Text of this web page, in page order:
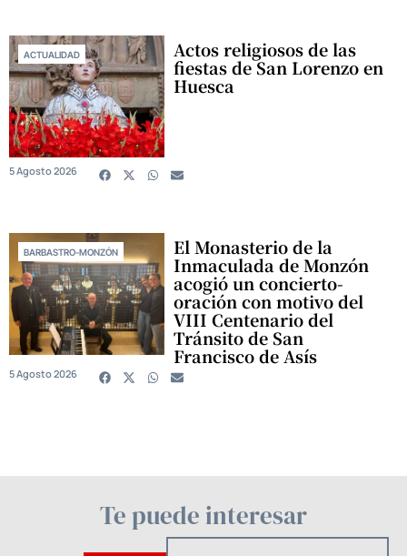
ACTUALIDAD Actos religiosos de las
fiestas de San Lorenzo en
Huesca
5 Agosto 2026
BARBASTRO-MONZÓN El Monasterio de la
Inmaculada de Monzón
acogió un concierto-
oración con motivo del
VIII Centenario del
Tránsito de San
Francisco de Asís
5 Agosto 2026
Te puede interesar